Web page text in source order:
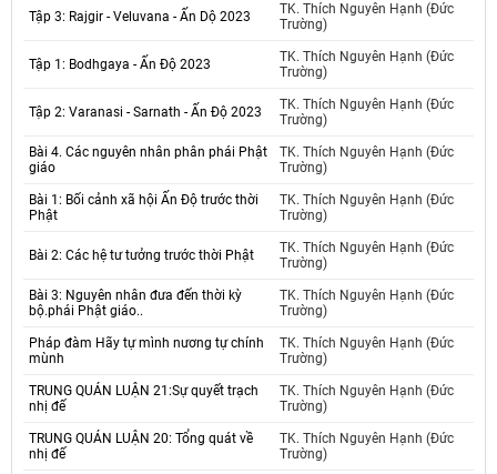
Tập 3: Rajgir - Veluvana - Ấn Dộ 2023
TK. Thích Nguyên Hạnh (Đức
Trường)
Tập 1: Bodhgaya - Ấn Độ 2023
TK. Thích Nguyên Hạnh (Đức
Trường)
Tập 2: Varanasi - Sarnath - Ấn Độ 2023
TK. Thích Nguyên Hạnh (Đức
Trường)
Bài 4. Các nguyên nhân phân phái Phật
giáo
TK. Thích Nguyên Hạnh (Đức
Trường)
Bài 1: Bối cảnh xã hội Ấn Độ trước thời
Phật
TK. Thích Nguyên Hạnh (Đức
Trường)
Bài 2: Các hệ tư tưởng trước thời Phật
TK. Thích Nguyên Hạnh (Đức
Trường)
Bài 3: Nguyên nhân đưa đến thời kỳ
bộ.phái Phật giáo..
TK. Thích Nguyên Hạnh (Đức
Trường)
Pháp đàm Hãy tự mình nương tự chính
mùnh
TK. Thích Nguyên Hạnh (Đức
Trường)
TRUNG QUÁN LUẬN 21:Sự quyết trạch
nhị đế
TK. Thích Nguyên Hạnh (Đức
Trường)
TRUNG QUÁN LUẬN 20: Tổng quát về
nhị đế
TK. Thích Nguyên Hạnh (Đức
Trường)